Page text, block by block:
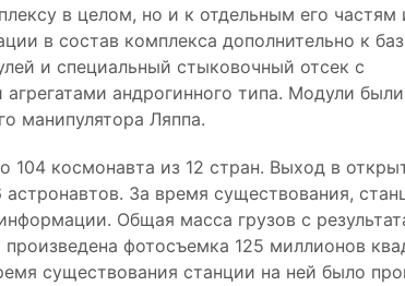
в целом, но и к отдельным его частям
в состав комплекса дополнительно к
и специальный стыковочный отсек с
андрогинного типа. Модули были
манипулятора Ляппа.
104 космонавта из 12 стран. Выход в
За время существования,
Общая масса грузов с
фотосъемка 125 миллионов
существования станции на ней было